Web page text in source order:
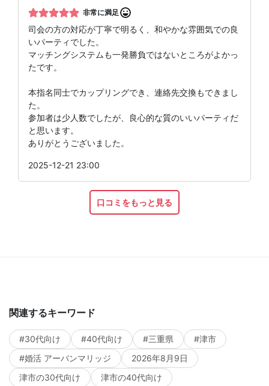
非常に満足
司会の方の対応が丁寧で明るく、和やかな雰囲気での良
いパーティでした。
マッチングシステムも一発勝負ではないところがよかっ
たです。
本指名同士でカップリングでき、連絡先交換もできまし
た。
参加者は少人数でしたが、良心的な質のいいパーティだ
と思います。
ありがとうございました。
2025-12-21 23:00
口コミをもっと見る
関連するキーワード
#30代向け #40代向け #三重県
#津市
#婚活 アーバンマリッジ
2026年8月9日
津市の30代向け
津市の40代向け